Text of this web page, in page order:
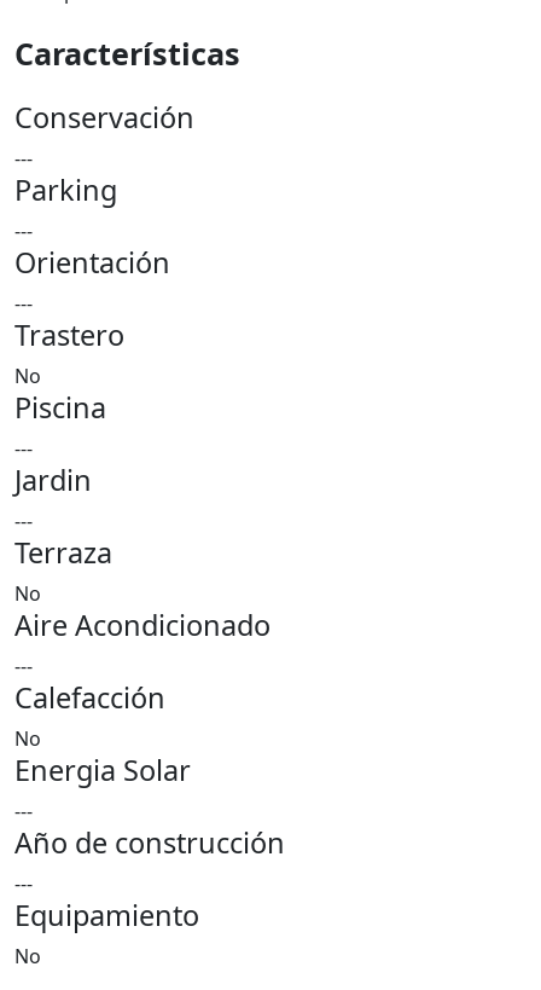
Características
Conservación
---
Parking
---
Orientación
---
Trastero
No
Piscina
---
Jardin
---
Terraza
No
Aire Acondicionado
---
Calefacción
No
Energia Solar
---
Año de construcción
---
Equipamiento
No